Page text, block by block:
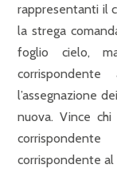
rappresentanti il
la strega
foglio cielo,
l’assegnazione
nuova. Vince
corrispondente al